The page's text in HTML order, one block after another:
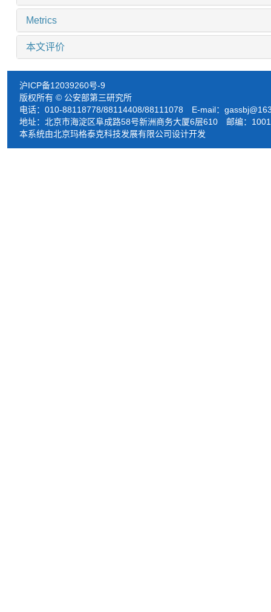
Metrics
本文评价
沪ICP备12039260号-9
版权所有 © 公安部第三研究所
电话：010-88118778/88114408/88111078 E-mail：
地址：北京市海淀区阜成路58号新洲商务大厦6层610 邮编：
本系统由北京玛格泰克科技发展有限公司设计开发